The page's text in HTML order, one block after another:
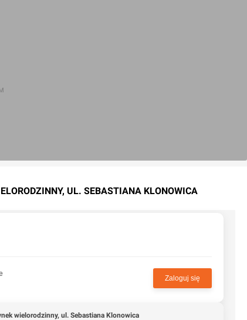
UL. SEBASTIANA KLONOWICA
Zaloguj się
wielorodzinny, ul. Sebastiana Klonowica